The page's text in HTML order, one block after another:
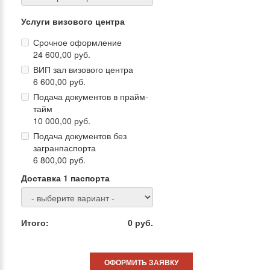
русском языке, присланной Клиентом. Также наше
Агентство осуществляет перевод на английский
язык всех предоставленных Клиентом документов
на русском языке. Исключение составляет
перевод документов на английский язык при
оформлении долгосрочной студенческой визы
(Tier 4). В этом случае перевод документов на
английский язык, согласно требованиям
посольства, должен быть выполнен
сертифицированным бюро переводов и оформлен
надлежащим образом.
Для сокращения сроков оформления визы
рекомендуем в первую очередь, после
предварительной консультации, заполнить и
отправить менеджеру визового отдела опросную
Услуги визового центра
Срочное оформление
24 600,00 руб.
ВИП зал визового центра
6 600,00 руб.
Подача документов в прайм-
тайм
10 000,00 руб.
Подача документов без
загранпаспорта
6 800,00 руб.
Доставка 1 паспорта
Итого: 0 руб.
ОФОРМИТЬ ЗАЯВКУ